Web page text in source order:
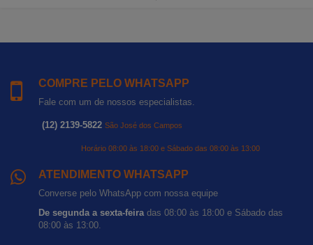
COMPRE PELO WHATSAPP
Fale com um de nossos especialistas.
(12) 2139-5822 São José dos Campos
Horário 08:00 às 18:00 e Sábado das 08:00 às 13:00
ATENDIMENTO WHATSAPP
Converse pelo WhatsApp com nossa equipe
De segunda a sexta-feiradas 08:00 às 18:00 e Sábado das
08:00 às 13:00.